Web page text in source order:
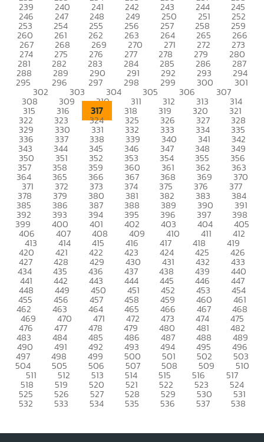
239 240 241 242 243 244 245
246 247 248 249 250 251 252
253 254 255 256 257 258 259
260 261 262 263 264 265 266
267 268 269 270 271 272 273
274 275 276 277 278 279 280
281 282 283 284 285 286 287
288 289 290 291 292 293 294
295 296 297 298 299 300 301
302 303 304 305 306 307
308 309 310 311 312 313 314
315 316 317 318 319 320 321
322 323 324 325 326 327 328
329 330 331 332 333 334 335
336 337 338 339 340 341 342
343 344 345 346 347 348 349
350 351 352 353 354 355 356
357 358 359 360 361 362 363
364 365 366 367 368 369 370
371 372 373 374 375 376 377
378 379 380 381 382 383 384
385 386 387 388 389 390 391
392 393 394 395 396 397 398
399 400 401 402 403 404 405
406 407 408 409 410 411 412
413 414 415 416 417 418 419
420 421 422 423 424 425 426
427 428 429 430 431 432 433
434 435 436 437 438 439 440
441 442 443 444 445 446 447
448 449 450 451 452 453 454
455 456 457 458 459 460 461
462 463 464 465 466 467 468
469 470 471 472 473 474 475
476 477 478 479 480 481 482
483 484 485 486 487 488 489
490 491 492 493 494 495 496
497 498 499 500 501 502 503
504 505 506 507 508 509 510
511 512 513 514 515 516 517
518 519 520 521 522 523 524
525 526 527 528 529 530 531
532 533 534 535 536 537 538